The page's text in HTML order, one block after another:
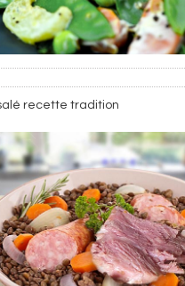
recette tradition